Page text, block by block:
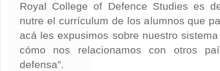
Royal College of Defence Studies es
nutre el currículum de los alumnos que
acá les expusimos sobre nuestro
cómo nos relacionamos con otros
defensa”.